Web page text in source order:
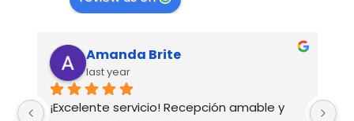
Amanda Brite
last year
¡Excelente servicio! Recepción amable y